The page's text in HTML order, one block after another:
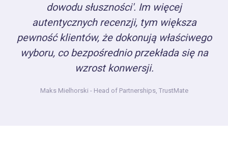
dowodu słuszności'. Im więcej
autentycznych recenzji, tym większa
pewność klientów, że dokonują właściwego
wyboru, co bezpośrednio przekłada się na
wzrost konwersji.
Maks Mielhorski - Head of Partnerships, TrustMate